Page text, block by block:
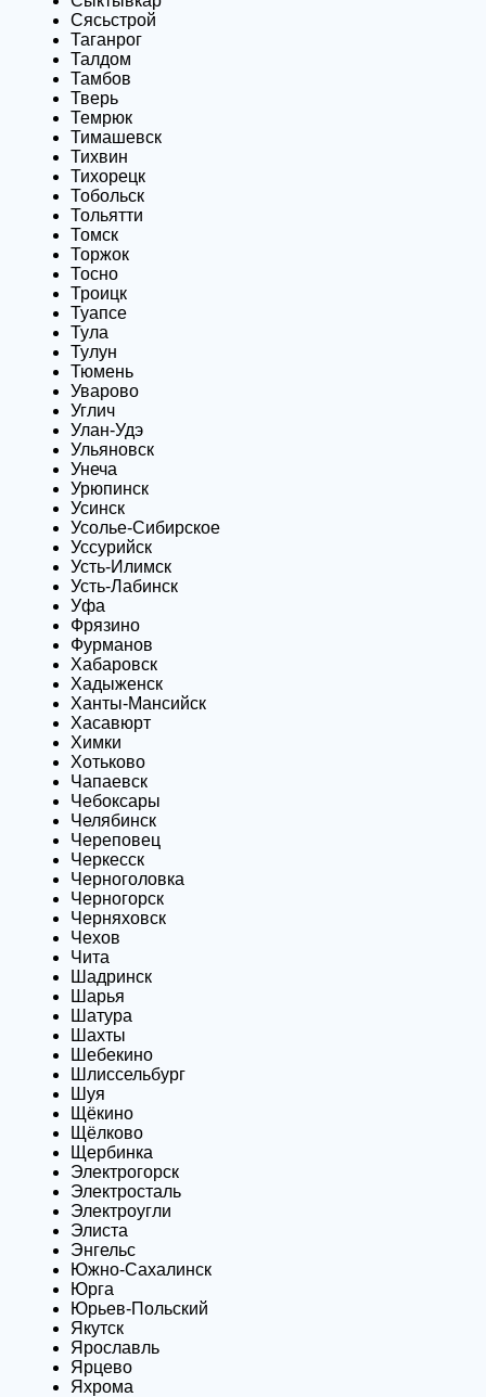
Сясьстрой
Таганрог
Талдом
Тамбов
Тверь
Темрюк
Тимашевск
Тихвин
Тихорецк
Тобольск
Тольятти
Томск
Торжок
Тосно
Троицк
Туапсе
Тула
Тулун
Тюмень
Уварово
Углич
Улан-Удэ
Ульяновск
Унеча
Урюпинск
Усинск
Усолье-Сибирское
Уссурийск
Усть-Илимск
Усть-Лабинск
Уфа
Фрязино
Фурманов
Хабаровск
Хадыженск
Ханты-Мансийск
Хасавюрт
Химки
Хотьково
Чапаевск
Чебоксары
Челябинск
Череповец
Черкесск
Черноголовка
Черногорск
Черняховск
Чехов
Чита
Шадринск
Шарья
Шатура
Шахты
Шебекино
Шлиссельбург
Шуя
Щёкино
Щёлково
Щербинка
Электрогорск
Электросталь
Электроугли
Элиста
Энгельс
Южно-Сахалинск
Юрга
Юрьев-Польский
Якутск
Ярославль
Ярцево
Яхрома